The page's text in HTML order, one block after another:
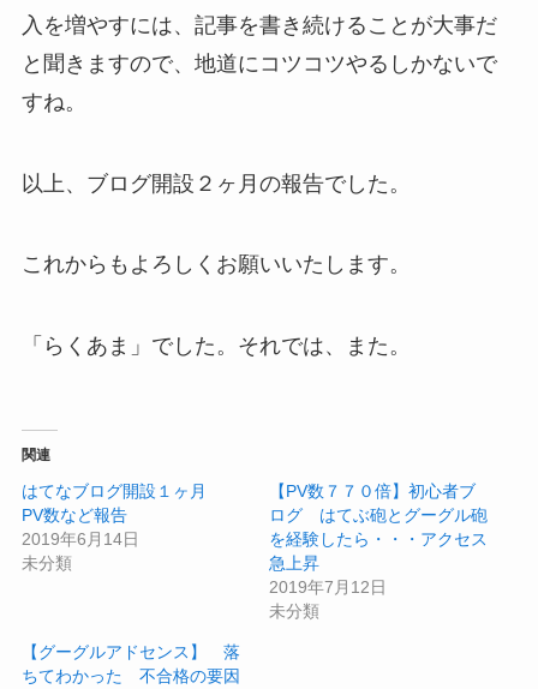
入を増やすには、記事を書き続けることが大事だ
と聞きますので、地道にコツコツやるしかないで
すね。
以上、ブログ開設２ヶ月の報告でした。
これからもよろしくお願いいたします。
「らくあま」でした。それでは、また。
関連
はてなブログ開設１ヶ月
PV数など報告
2019年6月14日
未分類
【PV数７７０倍】初心者ブ
ログ はてぶ砲とグーグル砲
を経験したら・・・アクセス
急上昇
2019年7月12日
未分類
【グーグルアドセンス】 落
ちてわかった 不合格の要因